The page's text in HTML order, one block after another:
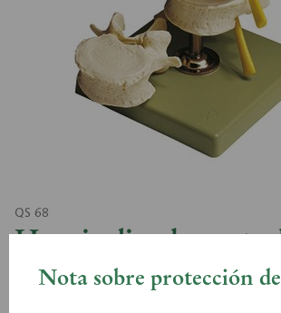
QS 68
Hernie discale
Nota sobre protección